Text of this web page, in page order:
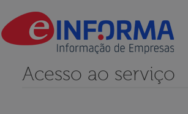
Acesso ao serviço